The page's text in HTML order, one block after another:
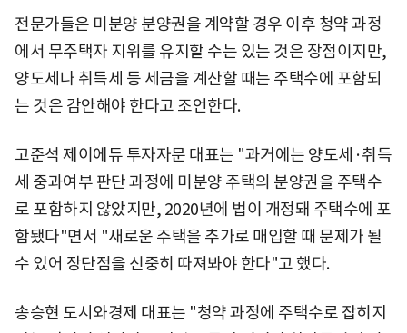
전문가들은 미분양 분양권을 계약할 경우 이후 청약 과정
에서 무주택자 지위를 유지할 수는 있는 것은 장점이지만,
양도세나 취득세 등 세금을 계산할 때는 주택수에 포함되
는 것은 감안해야 한다고 조언한다.
고준석 제이에듀 투자자문 대표는 "과거에는 양도세·취득
세 중과여부 판단 과정에 미분양 주택의 분양권을 주택수
로 포함하지 않았지만, 2020년에 법이 개정돼 주택수에 포
함됐다"면서 "새로운 주택을 추가로 매입할 때 문제가 될
수 있어 장단점을 신중히 따져봐야 한다"고 했다.
송승현 도시와경제 대표는 "청약 과정에 주택수로 잡히지